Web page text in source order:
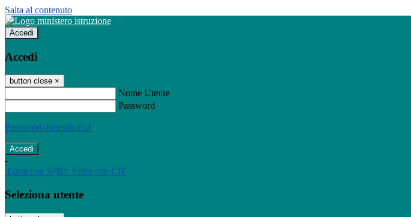
Salta al contenuto
Accedi
Accedi
button close ×
Nome Utente
Password
Password dimenticata?
-
Entra con SPID Entra con CIE
Seleziona utente